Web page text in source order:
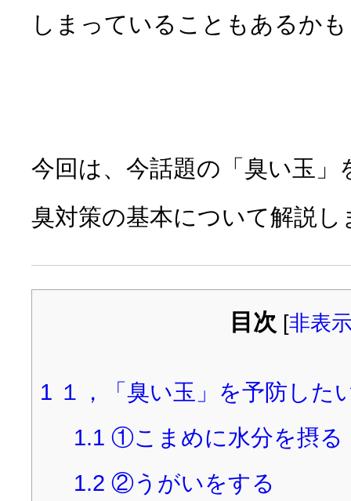
しまっていることもあるか
今回は、今話題の「臭い玉」
臭対策の基本について解説し
目次 [非表
1 １，「臭い玉」を予防した
1.1 ①こまめに水分を摂る
1.2 ②うがいをする